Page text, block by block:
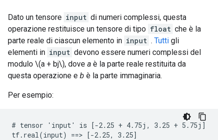
Dato un tensore input di numeri complessi, questa
operazione restituisce un tensore di tipo float che è la
parte reale di ciascun elemento in input . Tutti gli
elementi in input devono essere numeri complessi del
modulo \(a + bj\), dove a è la parte reale restituita da
questa operazione e b è la parte immaginaria.
Per esempio:
# tensor 'input' is [-2.25 + 4.75j, 3.25 + 5.75j]
tf.real(input) ==> [-2.25, 3.25]